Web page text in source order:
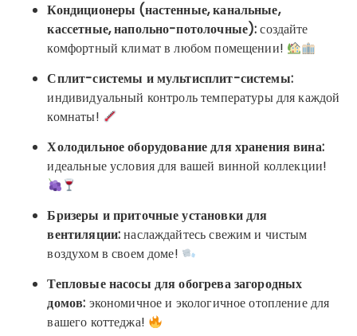
Кондиционеры (настенные, канальные,
кассетные, напольно-потолочные):создайте
комфортный климат в любом помещении!
Сплит-системы и мультисплит-системы:
индивидуальный контроль температуры для каждой
комнаты!
Холодильное оборудование для хранения вина:
идеальные условия для вашей винной коллекции!
Бризеры и приточные установки для
вентиляции:наслаждайтесь свежим и чистым
воздухом в своем доме!
Тепловые насосы для обогрева загородных
домов: экономичное и экологичное отопление для
вашего коттеджа!